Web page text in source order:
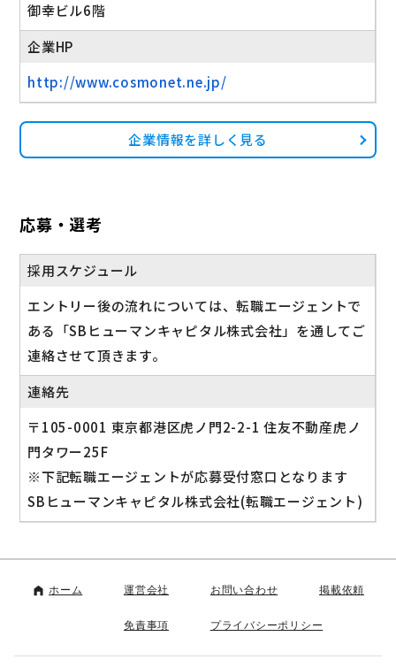
御幸ビル6階
企業HP
http://www.cosmonet.ne.jp/
企業情報を詳しく見る
応募・選考
採用スケジュール
エントリー後の流れについては、転職エージェントで
ある「SBヒューマンキャピタル株式会社」を通してご
連絡させて頂きます。
連絡先
〒105-0001 東京都港区虎ノ門2-2-1 住友不動産虎ノ
門タワー25F
※下記転職エージェントが応募受付窓口となります
SBヒューマンキャピタル株式会社(転職エージェント)
ホーム 運営会社 お問い合わせ 掲載依頼
免責事項 プライバシーポリシー